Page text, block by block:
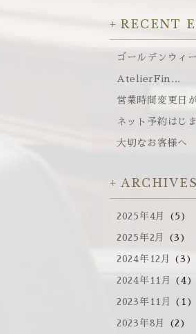
RECENT
ゴールデンウィ
AtelierFin...
営業時間変更日
ネット予約はじ
大切なお客様へ
ARCHIVES
2025年4月 (5)
2025年2月 (3)
2024年12月 (3)
2024年11月 (4)
2023年11月 (1)
2023年8月 (2)